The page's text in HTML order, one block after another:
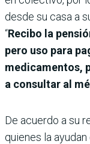
desde su casa a
“Recibo la
pero uso para
medicamentos,
a consultar al
De acuerdo a su
quienes la